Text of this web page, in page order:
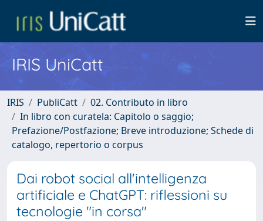
IRIS UniCatt
IRIS PubliCatt
02. Contributo in libro
In libro con curatela: Capitolo o saggio;
Prefazione/Postfazione; Breve introduzione; Schede di
catalogo, repertorio o corpus
Dai robot social all'intelligenza
artificiale e ChatGPT: riflessioni su
tecnologie "in corsa"